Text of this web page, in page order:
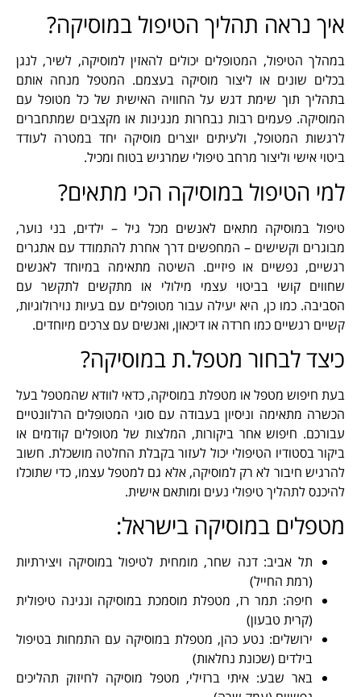
איך נראה תהליך הטיפול במוסיקה?
במהלך הטיפול, המטופלים יכולים להאזין למוסיקה, לשיר, לנגן
בכלים שונים או ליצור מוסיקה בעצמם. המטפל מנחה אותם
בתהליך תוך שימת דגש על החוויה האישית של כל מטופל עם
המוסיקה. פעמים רבות נבחרות מנגינות או מקצבים שמתחברים
לרגשות המטופל, ולעיתים יוצרים מוסיקה יחד במטרה לעודד
ביטוי אישי וליצור מרחב טיפולי שמרגיש בטוח ומכיל.
למי הטיפול במוסיקה הכי מתאים?
טיפול במוסיקה מתאים לאנשים מכל גיל – ילדים, בני נוער,
מבוגרים וקשישים – המחפשים דרך אחרת להתמודד עם אתגרים
רגשיים, נפשיים או פיזיים. השיטה מתאימה במיוחד לאנשים
שחווים קושי בביטוי עצמי מילולי או מתקשים לתקשר עם
הסביבה. כמו כן, היא יעילה עבור מטופלים עם בעיות נוירולוגיות,
קשיים רגשיים כמו חרדה או דיכאון, ואנשים עם צרכים מיוחדים.
כיצד לבחור מטפל.ת במוסיקה?
בעת חיפוש מטפל או מטפלת במוסיקה, כדאי לוודא שהמטפל בעל
הכשרה מתאימה וניסיון בעבודה עם סוגי המטופלים הרלוונטיים
עבורכם. חיפוש אחר ביקורות, המלצות של מטופלים קודמים או
ביקור בסטודיו הטיפולי יכול לעזור בקבלת החלטה מושכלת. חשוב
להרגיש חיבור לא רק למוסיקה, אלא גם למטפל עצמו, כדי שתוכלו
להיכנס לתהליך טיפולי נעים ומותאם אישית.
מטפלים במוסיקה בישראל:
תל אביב: דנה שחר, מומחית לטיפול במוסיקה ויצירתיות
(רמת החייל)
חיפה: תמר רז, מטפלת מוסמכת במוסיקה ונגינה טיפולית
(קרית טבעון)
ירושלים: נטע כהן, מטפלת במוסיקה עם התמחות בטיפול
בילדים (שכונת נחלאות)
באר שבע: איתי ברזילי, מטפל מוסיקה לחיזוק תהליכים